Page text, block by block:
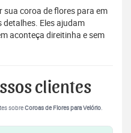
sua coroa de flores para em
detalhes. Eles ajudam
aconteça direitinha e sem
clientes
sobreCoroas de Flores para Velório.